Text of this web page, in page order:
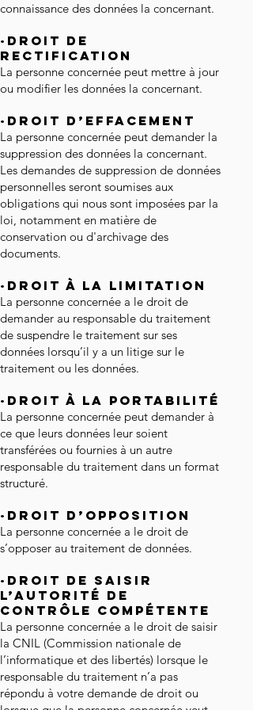
connaissance des données la concernant.
·Droit de
rectification
La personne concernée peut mettre à jour
ou modifier les données la concernant.
·Droit d’effacement
La personne concernée peut demander la
suppression des données la concernant.
Les demandes de suppression de données
personnelles seront soumises aux
obligations qui nous sont imposées par la
loi, notamment en matière de
conservation ou d'archivage des
documents.
·Droit à la limitation
La personne concernée a le droit de
demander au responsable du traitement
de suspendre le traitement sur ses
données lorsqu’il y a un litige sur le
traitement ou les données.
·Droit à la portabilité
La personne concernée peut demander à
ce que leurs données leur soient
transférées ou fournies à un autre
responsable du traitement dans un format
structuré.
·Droit d’opposition
La personne concernée a le droit de
s’opposer au traitement de données.
·Droit de saisir
l’autorité de
contrôle compétente
La personne concernée a le droit de saisir
la CNIL (Commission nationale de
l’informatique et des libertés) lorsque le
responsable du traitement n’a pas
répondu à votre demande de droit ou